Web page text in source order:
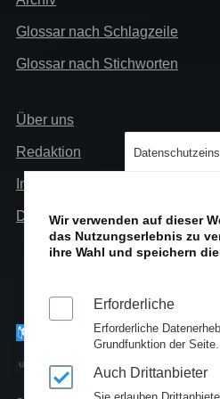
Glossar nach Schlagzeile
Glossar nach Stichworten
Links
Über uns
Redaktion
Impressum
Datenschutz
Wir verwenden auf dieser
das Nutzungserlebnis zu
ihre Wahl und speichern
Erforderliche
Erforderliche
Grundfunktion der Seite.
Auch Drittanbieter